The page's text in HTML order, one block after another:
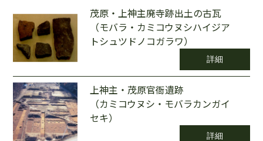
茂原・上神主廃寺跡出土の古瓦
（モバラ・カミコウヌシハイジア
トシュツドノコガラワ）
詳細
上神主・茂原官衙遺跡
（カミコウヌシ・モバラカンガイ
セキ）
詳細